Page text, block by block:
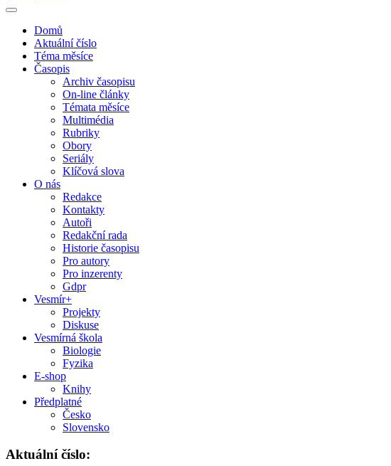
Domů
Aktuální číslo
Téma měsíce
Časopis
Archiv časopisu
On-line články
Témata měsíce
Multimédia
Rubriky
Obory
Seriály
Klíčová slova
O nás
Redakce
Kontakty
Autoři
Redakční rada
Historie časopisu
Pro autory
Pro inzerenty
Gdpr
Vesmír+
Projekty
Diskuse
Vesmírná škola
Biologie
Fyzika
E-shop
Knihy
Předplatné
Česko
Slovensko
Aktuální číslo: